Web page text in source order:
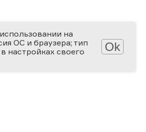
на
ОС и браузера; тип
настройках своего
Ok